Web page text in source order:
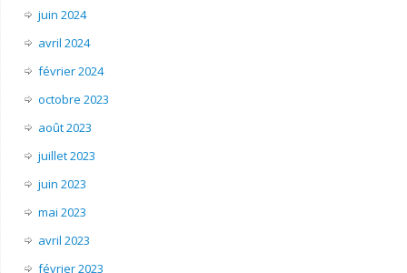
juin 2024
avril 2024
février 2024
octobre 2023
août 2023
juillet 2023
juin 2023
mai 2023
avril 2023
février 2023